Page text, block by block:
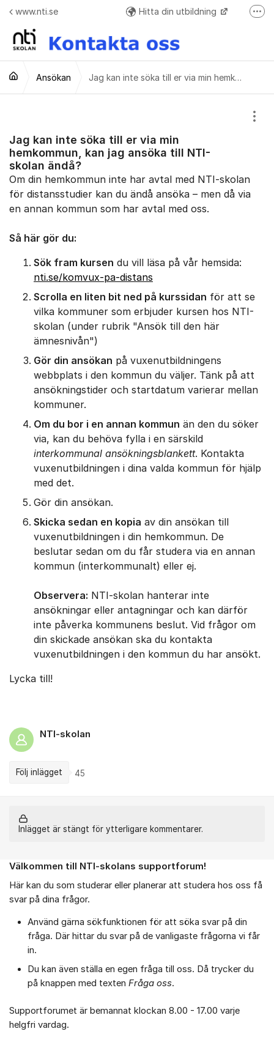
Hoppa till innehåll
www.nti.se Hitta din utbildning
Frågor o svar + Meddelande formulär när ej elev
Ansökan Jag kan inte söka till er via min hemkommun, kan jag ansöka till NTI-skolan ändå?
Jag kan inte söka till er via min
hemkommun, kan jag ansöka till NTI-
skolan ändå?
Om din hemkommun inte har avtal med NTI-skolan
för distansstudier kan du ändå ansöka – men då via
en annan kommun som har avtal med oss.
Så här gör du:
Sök fram kursen du vill läsa på vår hemsida:
nti.se/komvux-pa-distans
Scrolla en liten bit ned på kurssidan för att se
vilka kommuner som erbjuder kursen hos NTI-
skolan (under rubrik "Ansök till den här
ämnesnivån")
Gör din ansökan på vuxenutbildningens
webbplats i den kommun du väljer. Tänk på att
ansökningstider och startdatum varierar mellan
kommuner.
Om du bor i en annan kommun än den du söker
via, kan du behöva fylla i en särskild
interkommunal ansökningsblankett. Kontakta
vuxenutbildningen i dina valda kommun för hjälp
med det.
Gör din ansökan.
Skicka sedan en kopia av din ansökan till
vuxenutbildningen i din hemkommun. De
beslutar sedan om du får studera via en annan
kommun (interkommunalt) eller ej.
Observera: NTI-skolan hanterar inte
ansökningar eller antagningar och kan därför
inte påverka kommunens beslut. Vid frågor om
din skickade ansökan ska du kontakta
vuxenutbildningen i den kommun du har ansökt.
Lycka till!
NTI-skolan
Följ inlägget 45
Inlägget är stängt för ytterligare kommentarer.
Om forumet
Välkommen till NTI-skolans supportforum!
Här kan du som studerar eller planerar att studera hos oss få
svar på dina frågor.
Använd gärna sökfunktionen för att söka svar på din
fråga. Där hittar du svar på de vanligaste frågorna vi får
in.
Du kan även ställa en egen fråga till oss. Då trycker du
på knappen med texten Fråga oss.
Supportforumet är bemannat klockan 8.00 - 17.00 varje
helgfri vardag.